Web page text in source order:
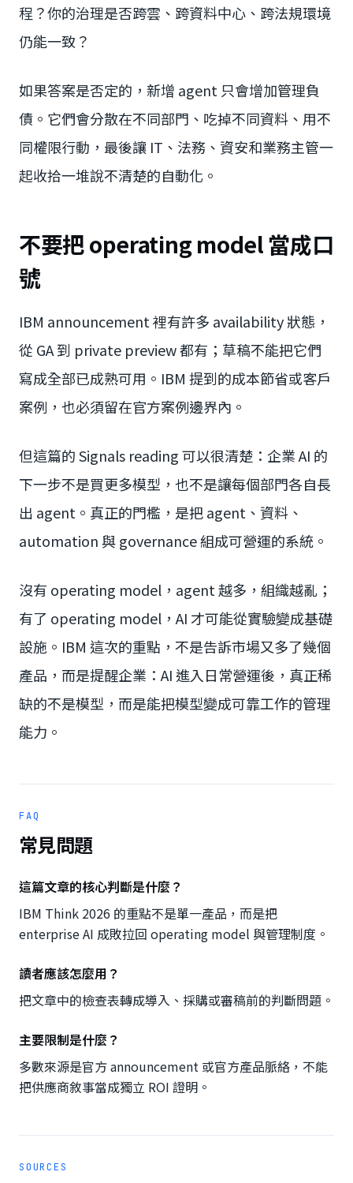
程？你的治理是否跨雲、跨資料中心、跨法規環境
仍能一致？
如果答案是否定的，新增 agent 只會增加管理負
債。它們會分散在不同部門、吃掉不同資料、用不
同權限行動，最後讓 IT、法務、資安和業務主管一
起收拾一堆說不清楚的自動化。
不要把 operating model 當成口
號
IBM announcement 裡有許多 availability 狀態，
從 GA 到 private preview 都有；草稿不能把它們
寫成全部已成熟可用。IBM 提到的成本節省或客戶
案例，也必須留在官方案例邊界內。
但這篇的 Signals reading 可以很清楚：企業 AI 的
下一步不是買更多模型，也不是讓每個部門各自長
出 agent。真正的門檻，是把 agent、資料、
automation 與 governance 組成可營運的系統。
沒有 operating model，agent 越多，組織越亂；
有了 operating model，AI 才可能從實驗變成基礎
設施。IBM 這次的重點，不是告訴市場又多了幾個
產品，而是提醒企業：AI 進入日常營運後，真正稀
缺的不是模型，而是能把模型變成可靠工作的管理
能力。
FAQ
常見問題
這篇文章的核心判斷是什麼？
IBM Think 2026 的重點不是單一產品，而是把
enterprise AI 成敗拉回 operating model 與管理制度。
讀者應該怎麼用？
把文章中的檢查表轉成導入、採購或審稿前的判斷問題。
主要限制是什麼？
多數來源是官方 announcement 或官方產品脈絡，不能
把供應商敘事當成獨立 ROI 證明。
SOURCES